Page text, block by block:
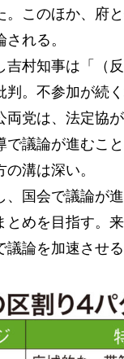
このほか、府
れる。
村知事は「（
。不参加が続
党は、法定協
議論が進むこ
溝は深い。
国会で議論が
めを目指す。
論を加速させる